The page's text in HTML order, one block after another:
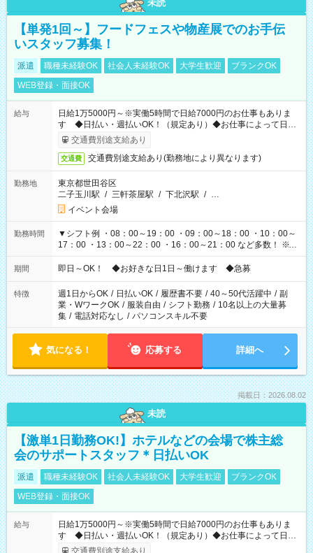
未読
【単発1回～】フードフェスや物産展でのお手伝
いスタッフ募集！
派遣 職種未経験OK 社会人未経験OK 大学生歓迎
ブランクOK
WEB登録・面接OK
給与
日給1万5000円～※実働5時間で日給7000円のお仕事もありま
す ◆日払い・週払いOK！（規定あり）◆お仕事によって日給
も異なります
交通費別途支給あり
交通費 交通費別途支給あり(勤務地により異なります)
勤務地
東京都世田谷区
二子玉川駅 / 三軒茶屋駅 / 下北沢駅 / …
イベント会場
勤務時間
▼シフト例 ・08：00～19：00 ・09：00～18：00 ・10：00～
17：00 ・13：00～22：00 ・16：00～21：00 など多数！ ※お
仕事により勤務時間が異なります
期間 即日～OK！ ◆お好きな日1日～働けます ◆急募
特徴 週1日からOK / 日払いOK / 履歴書不要 / 40～50代活躍中 / 副
業・WワークOK / 服装自由 / シフト勤務 / 10名以上の大量募
集 / 電話対応なし / パソコンスキル不要
気になる！ 応募する 詳細へ
掲載日：2026.08.02
未読
【激単1日勤務OK!】ホテルなどの会場で株主総
会のサポートスタッフ＊日払いOK
派遣 職種未経験OK 社会人未経験OK 大学生歓迎
ブランクOK
WEB登録・面接OK
給与
日給1万5000円～※実働5時間で日給7000円のお仕事もありま
す ◆日払い・週払いOK！（規定あり）◆お仕事によって日給
も異なります
交通費別途支給あり